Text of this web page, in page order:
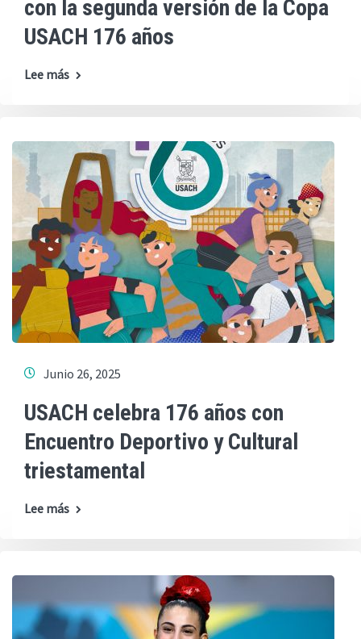
con la segunda versión de la Copa
USACH 176 años
Lee más
Junio 26, 2025
USACH celebra 176 años con
Encuentro Deportivo y Cultural
triestamental
Lee más